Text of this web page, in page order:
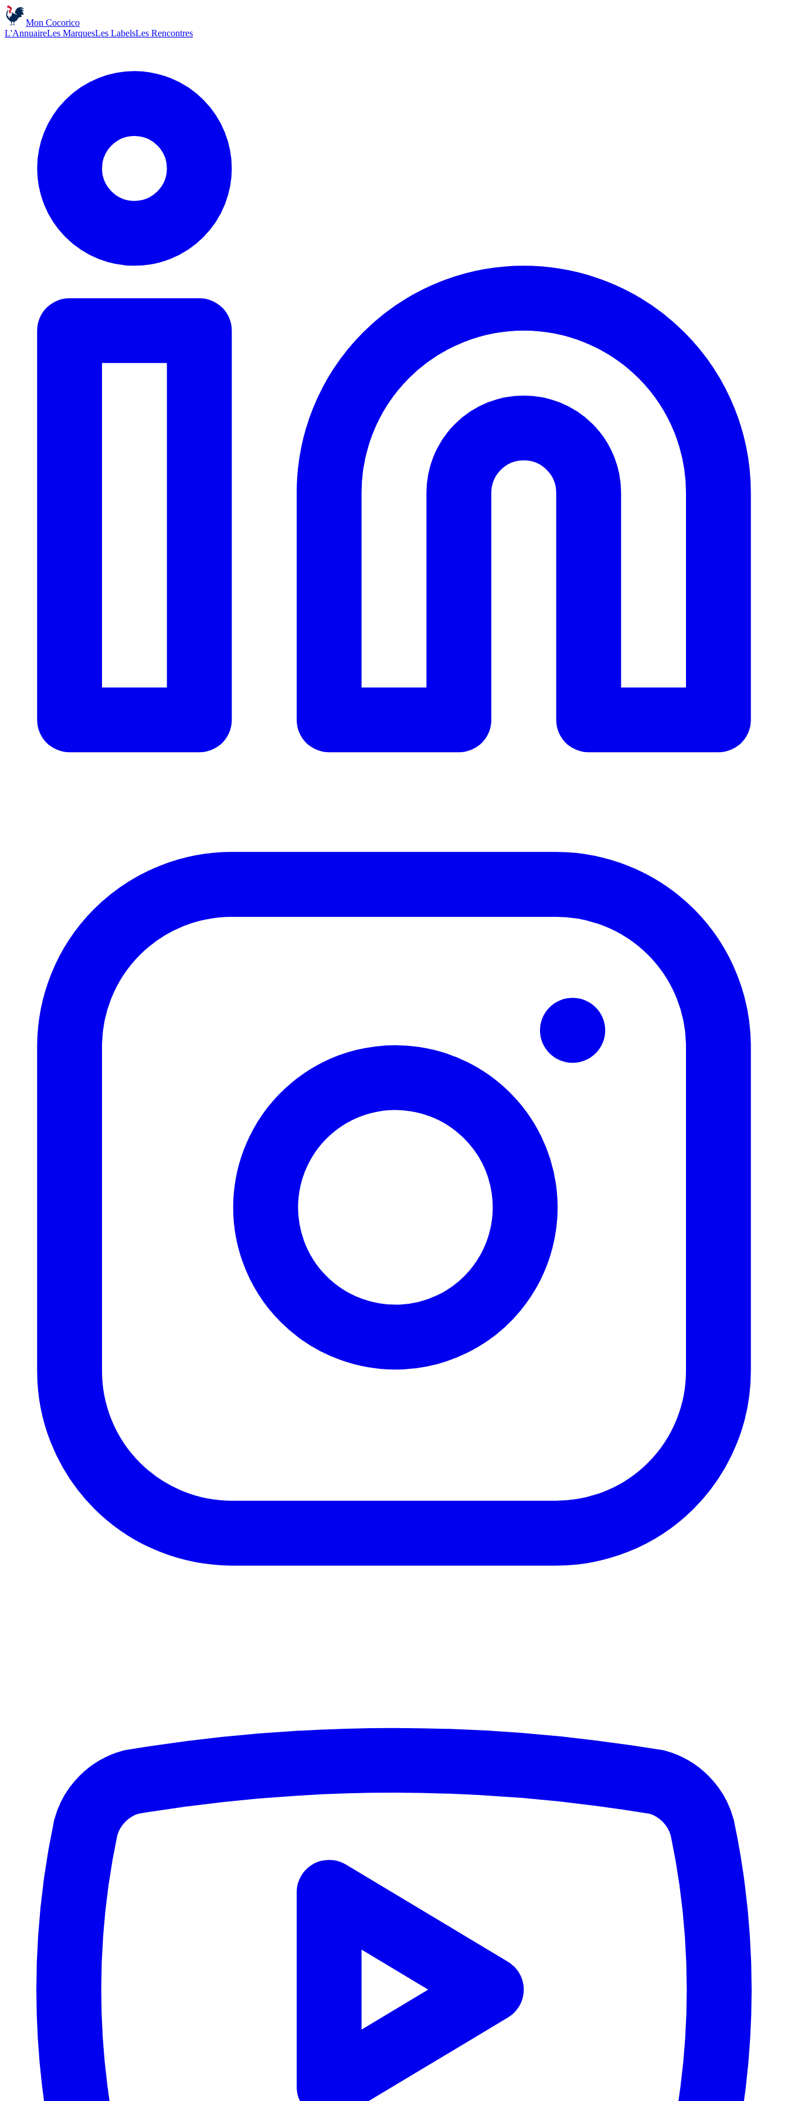
Mon Cocorico
L'AnnuaireLes MarquesLes LabelsLes Rencontres